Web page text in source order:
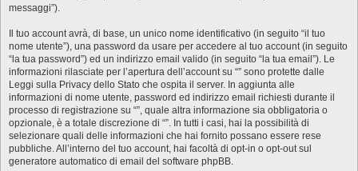
messaggi”).
Il tuo account avrà, di base, un unico nome identificativo (in seguito “il tuo
nome utente”), una password da usare per accedere al tuo account (in seguito
“la tua password”) ed un indirizzo email valido (in seguito “la tua email”). Le
informazioni rilasciate per l’apertura dell’account su “” sono protette dalle
Leggi sulla Privacy dello Stato che ospita il server. In aggiunta alle
informazioni di nome utente, password ed indirizzo email richiesti durante il
processo di registrazione su “”, quale altra informazione sia obbligatoria o
opzionale, è a totale discrezione di “”. In tutti i casi, hai la possibilità di
selezionare quali delle informazioni che hai fornito possano essere rese
pubbliche. All’interno del tuo account, hai facoltà di opt-in o opt-out sul
generatore automatico di email del software phpBB.